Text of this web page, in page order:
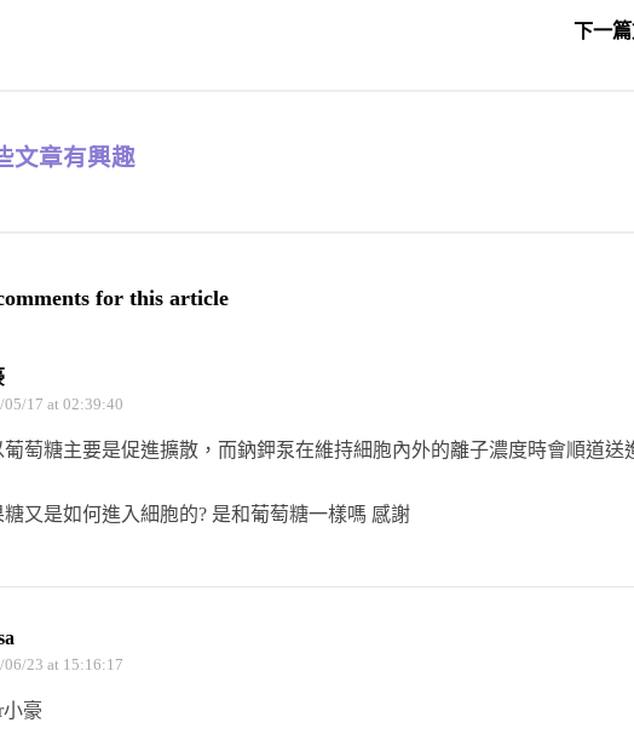
下一
文章有興趣
for this article
05/17 at 02:39:40
葡萄糖主要是促進擴散，而鈉鉀泵在維持細胞內外的離子濃度時會順道送
糖又是如何進入細胞的? 是和葡萄糖一樣嗎 感謝
06/23 at 15:16:17
小豪